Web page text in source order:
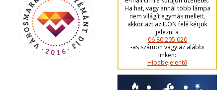
Ha hat, vagy annál több lámpa
nem világít egymás mellett,
akkor azt az E.ON felé kérjük
jelezni a
06 80 205 020
-as számon vagy az alábbi
linken:
Hibabejelentő